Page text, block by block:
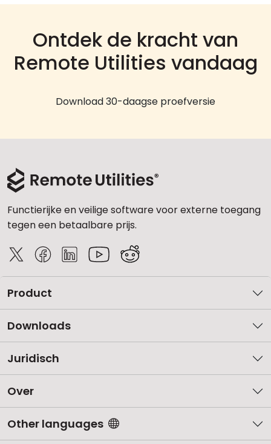
Ontdek de kracht van
Remote Utilities vandaag
Download 30-daagse proefversie
Functierijke en veilige software voor externe toegang
tegen een betaalbare prijs.
Product
Downloads
Juridisch
Over
Other languages